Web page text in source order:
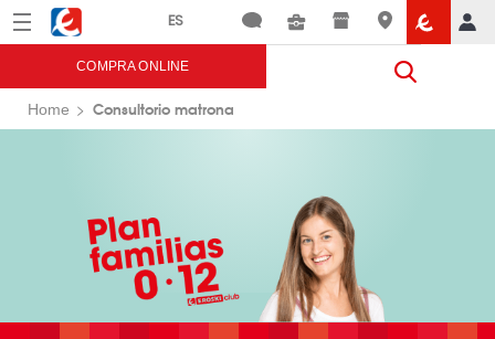
Menú Eroski
COMPRA ONLINE
Home Consultorio matrona